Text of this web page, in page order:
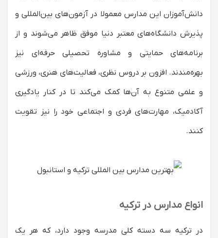
دانش‌آموزان این مدارس معمولا در آزمون‌های بین‌المللی و
پذیرش دانشگاه‌های معتبر دنیا موفق ظاهر می‌شوند و از
برنامه‌های حمایتی و مشاوره تحصیلی حرفه‌ای نیز
بهره‌مندند. افزون بر دروس نظری، فعالیت‌های هنری، ورزشی
و علمی متنوع به آن‌ها کمک می‌کند تا در کنار یادگیری
آکادمیک، مهارت‌های فردی و اجتماعی خود را نیز تقویت
کنند.
انواع مدارس در ترکیه
در ترکیه سه دسته کلی مدرسه وجود دارد، که هر یک